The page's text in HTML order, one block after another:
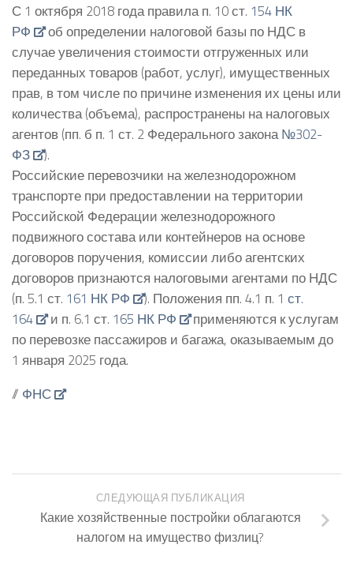
С 1 октября 2018 года правила п. 10 ст. 154 НК
РФ
об определении налоговой базы по НДС в
случае увеличения стоимости отгруженных или
переданных товаров (работ, услуг), имущественных
прав, в том числе по причине изменения их цены или
количества (объема), распространены на налоговых
агентов (пп. б п. 1 ст. 2 Федерального закона№302-
ФЗ
).
Российские перевозчики на железнодорожном
транспорте при предоставлении на территории
Российской Федерации железнодорожного
подвижного состава или контейнеров на основе
договоров поручения, комиссии либо агентских
договоров признаются налоговыми агентами по НДС
(п. 5.1 ст. 161 НК РФ ). Положения пп. 4.1 п. 1 ст.
164
и п. 6.1 ст. 165 НК РФ
применяются к услугам
по перевозке пассажиров и багажа, оказываемым до
1 января 2025 года.
// ФНС
СЛЕДУЮЩАЯ ПУБЛИКАЦИЯ
Какие хозяйственные постройки облагаются
налогом на имущество физлиц?